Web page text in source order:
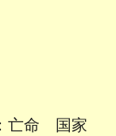
亡命 国家